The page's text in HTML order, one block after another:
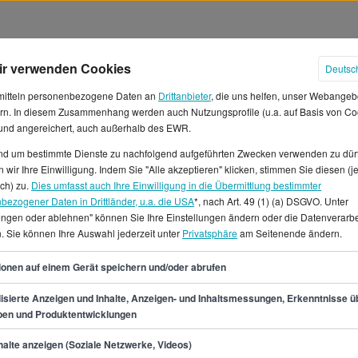
in Leipzig
verdienst du
Fall 48.900 €. Das
einem Monatsgehalt von
von etwa 14 €.*Auf
Beruf Senior Grafiker/in
Teilzeit- oder
Grafiker/in in Leipzig
verwenden Cookies
personenbezogene Daten an Drittanbieter, die uns helfen, unser
In diesem Zusammenhang werden auch Nutzungsprofile (u.a. auf Basis von
angereichert, auch außerhalb des EWR.
um bestimmte Dienste zu nachfolgend aufgeführten Zwecken verwenden zu
wir Ihre Einwilligung. Indem Sie "Alle akzeptieren" klicken, stimmen Sie diesen
zu. Dies umfasst auch Ihre Einwilligung in die Übermittlung bestimmter
Daten in Drittländer, u.a. die USA*, nach Art. 49 (1) (a) DSGVO. Unter
oder ablehnen" können Sie Ihre Einstellungen ändern oder die
Sie können Ihre Auswahl jederzeit unter Privatsphäream Seitenende ändern.
auf einem Gerät speichern und/oder abrufen
Anzeigen und Inhalte, Anzeigen- und Inhaltsmessungen, Erkenntnisse
und Produktentwicklungen
anzeigen (Soziale Netzwerke, Videos)